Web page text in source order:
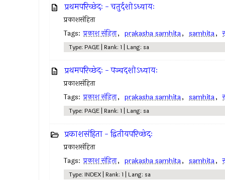
प्रथमपरिच्छेदः - चतुर्दशोऽध्यायः
प्रकाशसंहिता
Tags: प्रकाश संहिता, prakasha samhita, samhita,
Type: PAGE | Rank: 1 | Lang: sa
प्रथमपरिच्छेदः - पञ्चदशोऽध्यायः
प्रकाशसंहिता
Tags: प्रकाश संहिता, prakasha samhita, samhita,
Type: PAGE | Rank: 1 | Lang: sa
प्रकाशसंहिता - द्वितीयपरिच्छेदः
प्रकाशसंहिता
Tags: प्रकाश संहिता, prakasha samhita, samhita,
Type: INDEX | Rank: 1 | Lang: sa